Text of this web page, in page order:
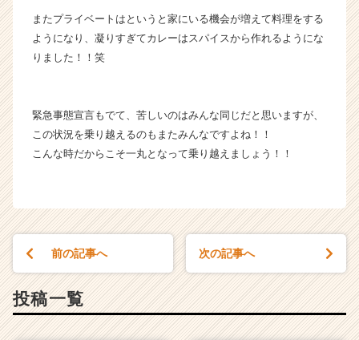
サ
ア
キ
ャ
e
r
e
またプライベートはというと家にいる機会が増えて料理をする
ようになり、凝りすぎてカレーはスパイスから作れるようにな
りました！！笑
緊急事態宣言もでて、苦しいのはみんな同じだと思いますが、
この状況を乗り越えるのもまたみんなですよね！！
こんな時だからこそ一丸となって乗り越えましょう！！
前の記事へ 次の記事へ
投稿一覧